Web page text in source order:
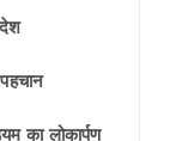
का लोकार्पण